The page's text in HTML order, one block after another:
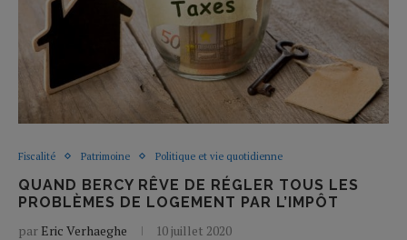
Fiscalité Patrimoine Politique et vie quotidienne
QUAND BERCY RÊVE DE RÉGLER TOUS LES
PROBLÈMES DE LOGEMENT PAR L’IMPÔT
par Eric Verhaeghe 10 juillet 2020